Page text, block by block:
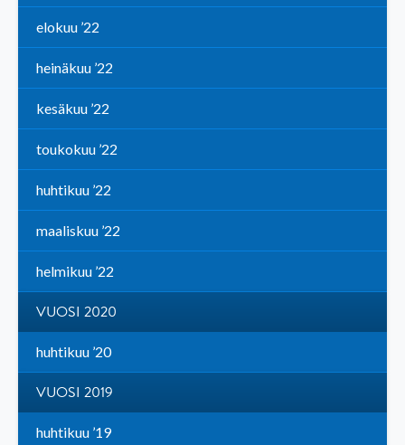
elokuu ’22
heinäkuu ’22
kesäkuu ’22
toukokuu ’22
huhtikuu ’22
maaliskuu ’22
helmikuu ’22
VUOSI 2020
huhtikuu ’20
VUOSI 2019
huhtikuu ’19